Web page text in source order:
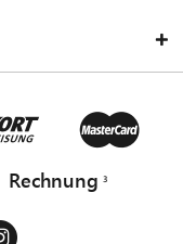
Rechnung